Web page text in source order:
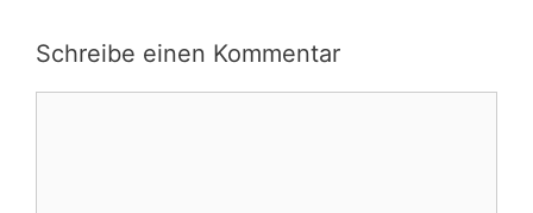
Schreibe einen Kommentar